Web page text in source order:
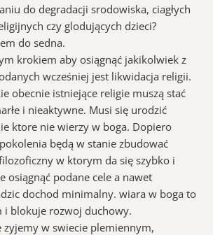
do degradacji srodowiska, ciagłych
czy glodujących dzieci?
do sedna.
krokiem aby osiągnąć jakikolwiek z
wcześniej jest likwidacja religii.
obecnie istniejące religie muszą stać
i nieaktywne. Musi się urodzić
ktore nie wierzy w boga. Dopiero
będą w stanie zbudować
w ktorym da się szybko i
osiągnąć podane cele a nawet
dochod minimalny. wiara w boga to
i blokuje rozwoj duchowy.
zyjemy w swiecie plemiennym,